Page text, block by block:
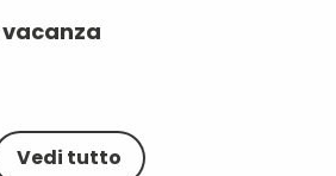
spostarsi?
Vedi tutto